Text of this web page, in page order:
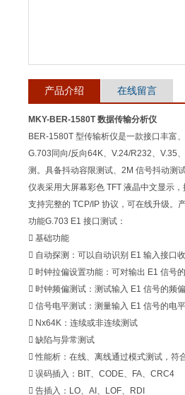
产品介绍 在线留言
MKY-BER-1580T 数据传输分析仪
BER‐1580T 型传输析仪是一款接口丰富
G.703同向/反向64K、V.24/R232、V.35
测。具备抖动容限测试、2M 信号抖动测
仪表采用大屏幕彩色 TFT 液晶中文显示
支持完整的 TCP/IP 协议，可在线升级。
功能G.703 E1 接口测试：
 基础功能
 自动探测：可以自动识别 E1 输入接口
 时钟拉偏设置功能：可对输出 E1 信号
 时钟频偏测试：测试输入 E1 信号的频
 信号电平测试：测量输入 E1 信号的电
 Nx64K：连续或非连续测试
 缺陷与异常测试
 性能析：在线、离线通过模式测试，符
 误码插入：BIT、CODE、FA、CRC4
 告插入：LO、AI、LOF、RDI